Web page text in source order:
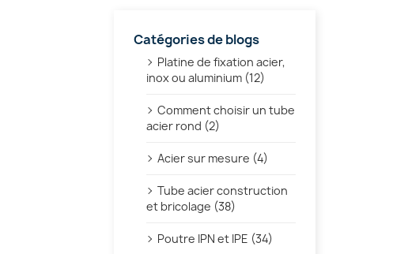
Catégories de blogs
Platine de fixation acier,
inox ou aluminium (12)
Comment choisir un tube
acier rond (2)
Acier sur mesure (4)
Tube acier construction
et bricolage (38)
Poutre IPN et IPE (34)